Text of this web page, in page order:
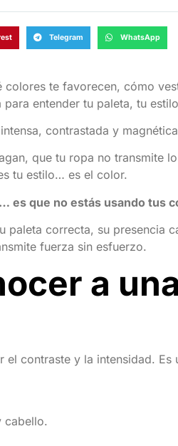
Telegram WhatsApp
colores te favorecen, cómo
entender tu paleta, tu
contrastada y
que tu ropa no transmite
tu estilo… es el color.
es que no estás usando tus
paleta correcta, su presencia
fuerza sin esfuerzo.
a
el contraste y la intensidad. Es
cabello.